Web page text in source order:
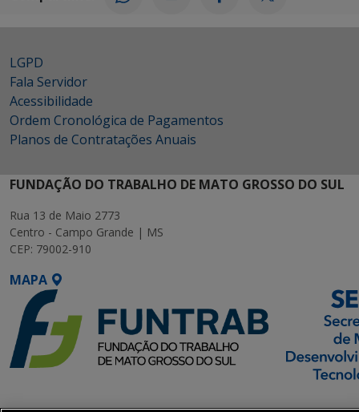
LGPD
Fala Servidor
Acessibilidade
Ordem Cronológica de Pagamentos
Planos de Contratações Anuais
FUNDAÇÃO DO TRABALHO DE MATO GROSSO DO SUL
Rua 13 de Maio 2773
Centro - Campo Grande | MS
CEP: 79002-910
MAPA